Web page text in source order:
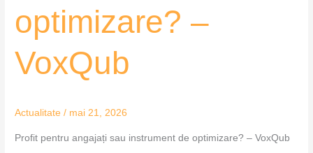
optimizare? –
VoxQub
Actualitate / mai 21, 2026
Profit pentru angajați sau instrument de optimizare? – VoxQub